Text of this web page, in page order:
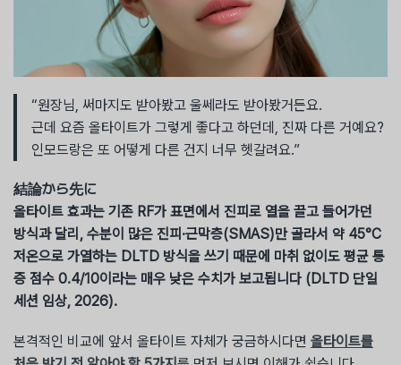
“원장님, 써마지도 받아봤고 울쎄라도 받아봤거든요.
근데 요즘 올타이트가 그렇게 좋다고 하던데, 진짜 다른 거예요?
인모드랑은 또 어떻게 다른 건지 너무 헷갈려요.”
結論から先に
올타이트 효과는 기존 RF가 표면에서 진피로 열을 끌고 들어가던
방식과 달리, 수분이 많은 진피·근막층(SMAS)만 골라서 약 45°C
저온으로 가열하는 DLTD 방식을 쓰기 때문에 마취 없이도 평균 통
증 점수 0.4/10이라는 매우 낮은 수치가 보고됩니다 (DLTD 단일
세션 임상, 2026).
본격적인 비교에 앞서 올타이트 자체가 궁금하시다면 올타이트를